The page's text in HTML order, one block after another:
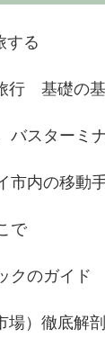
する
行 基礎の
バスターミ
市内の移動
で
クのガイド
場）徹底解剖